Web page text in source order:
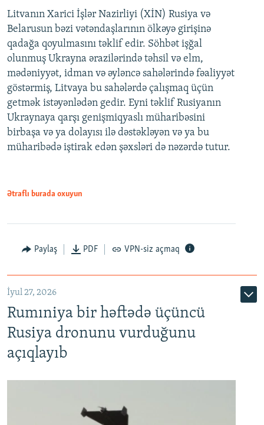
Litvanın Xarici İşlər Nazirliyi (XİN) Rusiya və
Belarusun bəzi vətəndaşlarının ölkəyə girişinə
qadağa qoyulmasını təklif edir. Söhbət işğal
olunmuş Ukrayna ərazilərində təhsil və elm,
mədəniyyət, idman və əyləncə sahələrində fəaliyyət
göstərmiş, Litvaya bu sahələrdə çalışmaq üçün
getmək istəyənlədən gedir. Eyni təklif Rusiyanın
Ukraynaya qarşı genişmiqyaslı müharibəsini
birbaşa və ya dolayısı ilə dəstəkləyən və ya bu
müharibədə iştirak edən şəxsləri də nəzərdə tutur.
Ətraflı burada oxuyun
Paylaş PDF VPN-siz açmaq
İyul 27, 2026
Rumıniya bir həftədə üçüncü
Rusiya dronunu vurduğunu
açıqlayıb